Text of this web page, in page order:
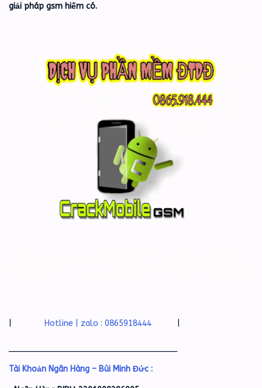
giải pháp gsm hiếm có.
Hotline | zalo : 0865918444
Tài Khoản Ngân Hàng – Bùi Minh Đức :